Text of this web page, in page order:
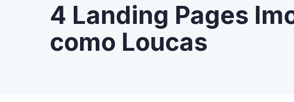
4 Landing Pages
como Loucas